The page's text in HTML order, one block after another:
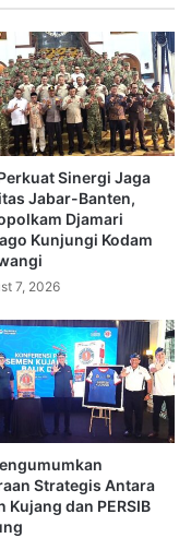
Sinergi Jaga
Jabar-Banten,
Djamari
Kunjungi Kodam
7, 2026
Strategis Antara
Kujang dan PERSIB